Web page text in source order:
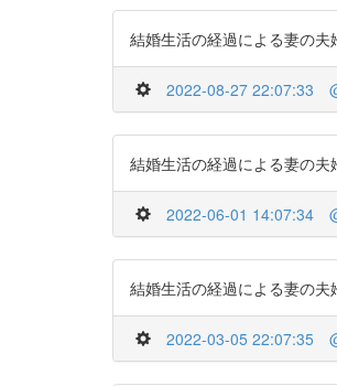
結婚生活の経過による妻の
2022-08-27 22:07:33
結婚生活の経過による妻の
2022-06-01 14:07:34
結婚生活の経過による妻の
2022-03-05 22:07:35